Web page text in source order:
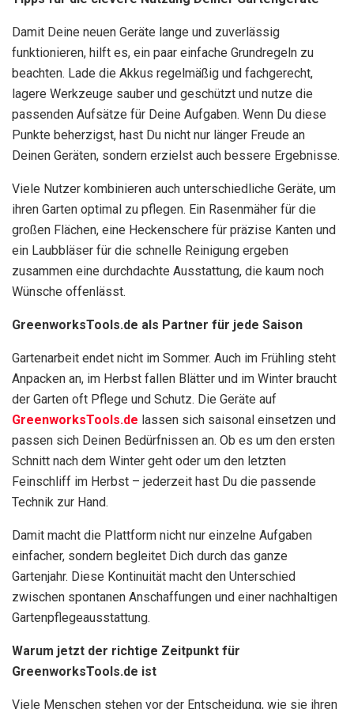
Damit Deine neuen Geräte lange und zuverlässig
funktionieren, hilft es, ein paar einfache Grundregeln zu
beachten. Lade die Akkus regelmäßig und fachgerecht,
lagere Werkzeuge sauber und geschützt und nutze die
passenden Aufsätze für Deine Aufgaben. Wenn Du diese
Punkte beherzigst, hast Du nicht nur länger Freude an
Deinen Geräten, sondern erzielst auch bessere Ergebnisse.
Viele Nutzer kombinieren auch unterschiedliche Geräte, um
ihren Garten optimal zu pflegen. Ein Rasenmäher für die
großen Flächen, eine Heckenschere für präzise Kanten und
ein Laubbläser für die schnelle Reinigung ergeben
zusammen eine durchdachte Ausstattung, die kaum noch
Wünsche offenlässt.
GreenworksTools.de als Partner für jede Saison
Gartenarbeit endet nicht im Sommer. Auch im Frühling steht
Anpacken an, im Herbst fallen Blätter und im Winter braucht
der Garten oft Pflege und Schutz. Die Geräte auf
GreenworksTools.de lassen sich saisonal einsetzen und
passen sich Deinen Bedürfnissen an. Ob es um den ersten
Schnitt nach dem Winter geht oder um den letzten
Feinschliff im Herbst – jederzeit hast Du die passende
Technik zur Hand.
Damit macht die Plattform nicht nur einzelne Aufgaben
einfacher, sondern begleitet Dich durch das ganze
Gartenjahr. Diese Kontinuität macht den Unterschied
zwischen spontanen Anschaffungen und einer nachhaltigen
Gartenpflegeausstattung.
Warum jetzt der richtige Zeitpunkt für
GreenworksTools.de ist
Viele Menschen stehen vor der Entscheidung, wie sie ihren